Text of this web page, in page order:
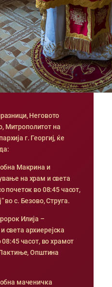
Неговото
Митрополитот на
г. Георгиј, ќе
Макрина и
на храм и света
почеток во 08:45 часот,
во с. Безово, Струга.
Илија –
света архиерејска
08:45 часот, во храмот
Лактиње, Општина
маченичка